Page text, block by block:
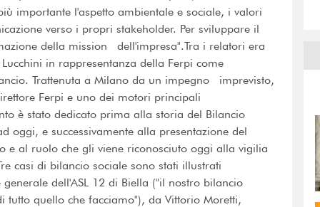
importante l'aspetto ambientale e sociale, i valori
verso i propri stakeholder. Per sviluppare il
della mission dell'impresa".Tra i relatori era
in rappresentanza della Ferpi come
Trattenuta a Milano da un impegno imprevisto,
Ferpi e uno dei motori principali
è stato dedicato prima alla storia del Bilancio
oggi, e successivamente alla presentazione del
e al ruolo che gli viene riconosciuto oggi alla vigilia
casi di bilancio sociale sono stati illustrati
dell'ASL 12 di Biella ("il nostro bilancio
tutto quello che facciamo"), da Vittorio Moretti,